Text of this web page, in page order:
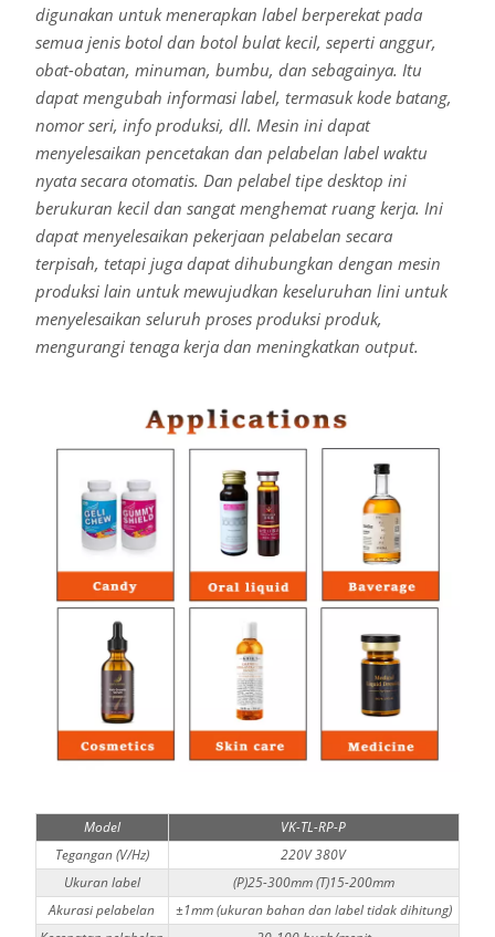
digunakan untuk menerapkan label berperekat pada
semua jenis botol dan botol bulat kecil, seperti anggur,
obat-obatan, minuman, bumbu, dan sebagainya. Itu
dapat mengubah informasi label, termasuk kode batang,
nomor seri, info produksi, dll. Mesin ini dapat
menyelesaikan pencetakan dan pelabelan label waktu
nyata secara otomatis. Dan pelabel tipe desktop ini
berukuran kecil dan sangat menghemat ruang kerja. Ini
dapat menyelesaikan pekerjaan pelabelan secara
terpisah, tetapi juga dapat dihubungkan dengan mesin
produksi lain untuk mewujudkan keseluruhan lini untuk
menyelesaikan seluruh proses produksi produk,
mengurangi tenaga kerja dan meningkatkan output.
Model
VK-TL-RP-P
Tegangan (V/Hz)
220V 380V
Ukuran label
(P)25-300mm (T)15-200mm
Akurasi pelabelan
±1mm (ukuran bahan dan label tidak dihitung)